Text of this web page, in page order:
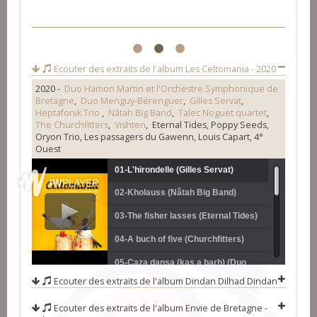
1 2 3
Ecouter des extraits de l'album Les Celtomania - 2020
2020 - Duo Hamon Martin et l'Orchestre Symphonique de
Bretagne, Duo Menguy-Bérenguer, Gilles Servat,
Heptafonik Trio , Nâtah Big Band, Talec Noguet quartet,
The Churchfitters, Vishten, Eternal Tides, Poppy Seeds,
Oryon Trio, Les passagers du Gawenn, Louis Capart, 4°
Ouest
01-L'hirondelle (Gilles Servat)
02-Kholauss (Nâtah Big Band)
03-The fisher lasses (Eternal Tides)
04-A buch of five (Churchfitters)
05-Caza dansa (kas a barh) (Duo
Hamon-Martin, Annie Ebrel et
l'Orchestre Symphonique de
06-The maid on the green - Victor's
Jig - The Jocelyn tree (Poppy
07-Elle tempête (Vishten)
Ecouter des extraits de l'album Dindan Dilhad Dindan
Ecouter des extraits de l'album Envie de Bretagne -